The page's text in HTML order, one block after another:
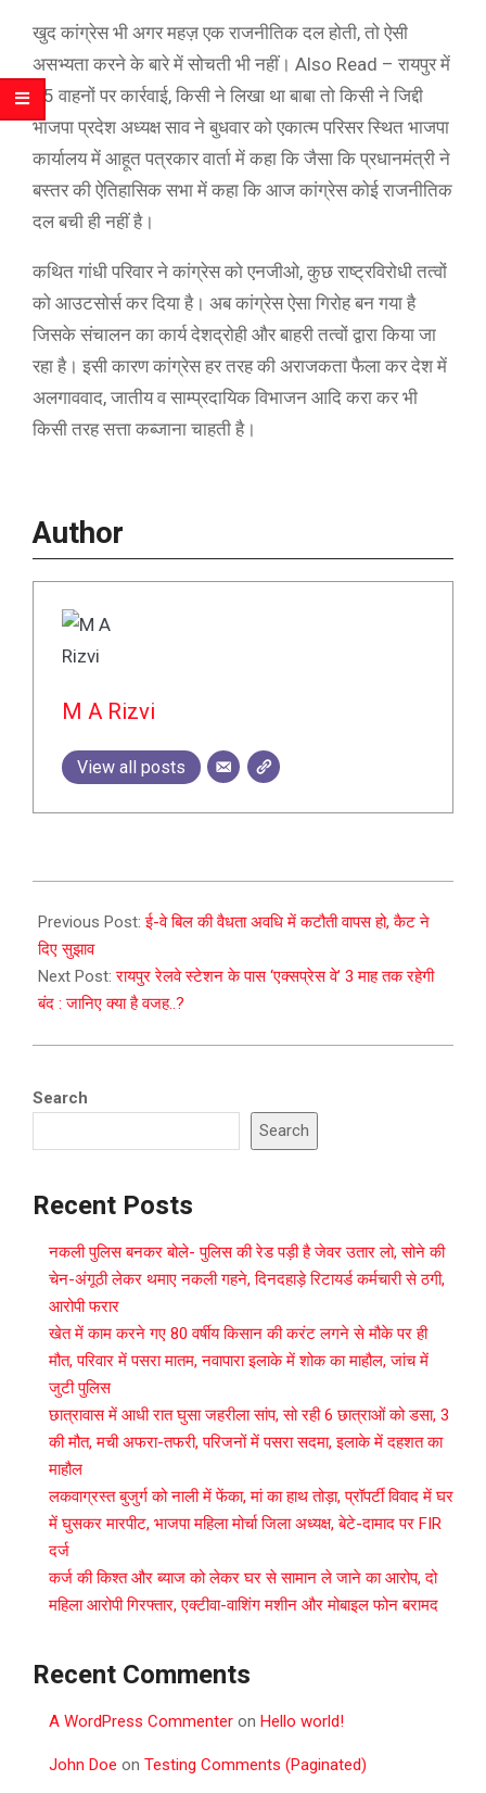
खुद कांग्रेस भी अगर महज़ एक राजनीतिक दल होती, तो ऐसी
असभ्यता करने के बारे में सोचती भी नहीं। Also Read – रायपुर में
45 वाहनों पर कार्रवाई, किसी ने लिखा था बाबा तो किसी ने जिद्दी
भाजपा प्रदेश अध्यक्ष साव ने बुधवार को एकात्म परिसर स्थित भाजपा
कार्यालय में आहूत पत्रकार वार्ता में कहा कि जैसा कि प्रधानमंत्री ने
बस्तर की ऐतिहासिक सभा में कहा कि आज कांग्रेस कोई राजनीतिक
दल बची ही नहीं है।
कथित गांधी परिवार ने कांग्रेस को एनजीओ, कुछ राष्ट्रविरोधी तत्वों
को आउटसोर्स कर दिया है। अब कांग्रेस ऐसा गिरोह बन गया है
जिसके संचालन का कार्य देशद्रोही और बाहरी तत्वों द्वारा किया जा
रहा है। इसी कारण कांग्रेस हर तरह की अराजकता फैला कर देश में
अलगाववाद, जातीय व साम्प्रदायिक विभाजन आदि करा कर भी
किसी तरह सत्ता कब्जाना चाहती है।
Author
M A Rizvi
View all posts
10-
04
Previous Post:ई-वे बिल की वैधता अवधि में कटौती वापस हो, कैट ने
दिए सुझाव
Next Post:रायपुर रेलवे स्टेशन के पास ‘एक्सप्रेस वे’ 3 माह तक रहेगी
बंद : जानिए क्या है वजह..?
Search
Search
Recent Posts
नकली पुलिस बनकर बोले- पुलिस की रेड पड़ी है जेवर उतार लो, सोने की
चेन-अंगूठी लेकर थमाए नकली गहने, दिनदहाड़े रिटायर्ड कर्मचारी से ठगी,
आरोपी फरार
खेत में काम करने गए 80 वर्षीय किसान की करंट लगने से मौके पर ही
मौत, परिवार में पसरा मातम, नवापारा इलाके में शोक का माहौल, जांच में
जुटी पुलिस
छात्रावास में आधी रात घुसा जहरीला सांप, सो रही 6 छात्राओं को डसा, 3
की मौत, मची अफरा-तफरी, परिजनों में पसरा सदमा, इलाके में दहशत का
माहौल
लकवाग्रस्त बुजुर्ग को नाली में फेंका, मां का हाथ तोड़ा, प्रॉपर्टी विवाद में घर
में घुसकर मारपीट, भाजपा महिला मोर्चा जिला अध्यक्ष, बेटे-दामाद पर FIR
दर्ज
कर्ज की किश्त और ब्याज को लेकर घर से सामान ले जाने का आरोप, दो
महिला आरोपी गिरफ्तार, एक्टीवा-वाशिंग मशीन और मोबाइल फोन बरामद
Recent Comments
A WordPress Commenter on Hello world!
John Doe on Testing Comments (Paginated)